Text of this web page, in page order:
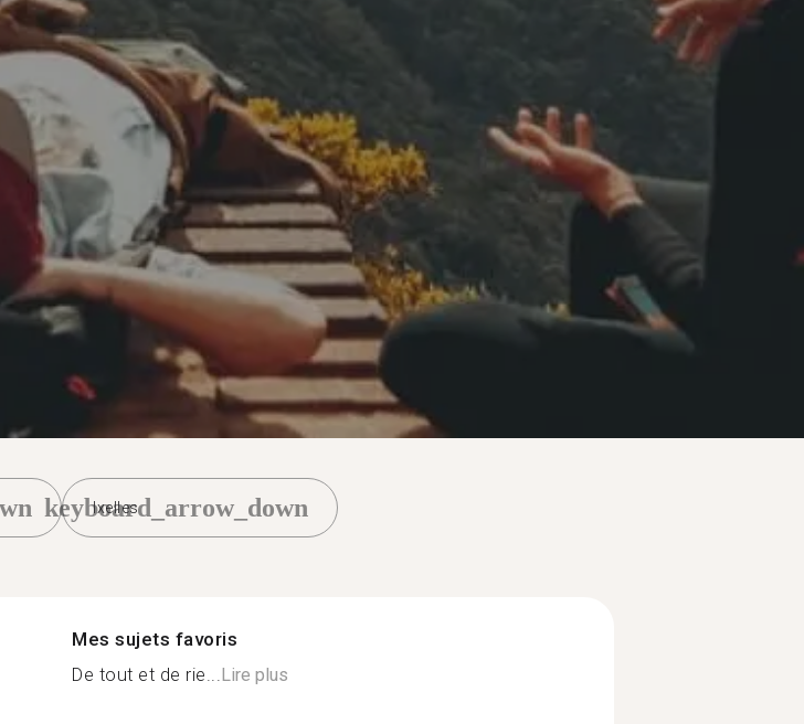
Ixelles
keyboard_arrow_down
Mes sujets favoris
De tout et de rie...Lire plus